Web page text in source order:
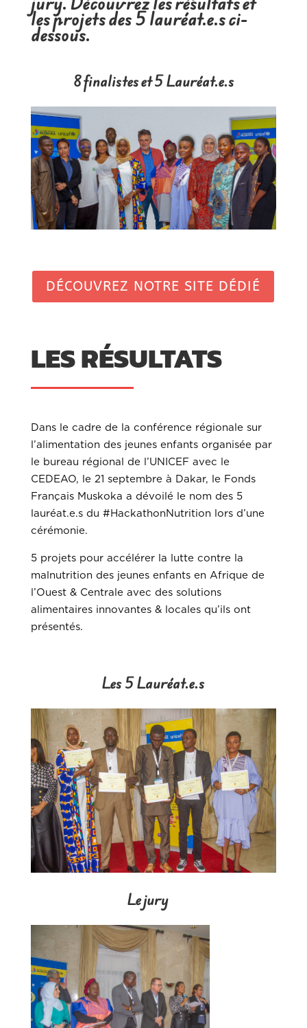
les projets des 5 lauréat.e.s ci-
dessous.
8 finalistes et 5 Lauréat.e.s
DÉCOUVREZ NOTRE SITE DÉDIÉ
LES RÉSULTATS
Dans le cadre de la conférence régionale sur
l’alimentation des jeunes enfants organisée par
le bureau régional de l’UNICEF avec le
CEDEAO, le 21 septembre à Dakar, le Fonds
Français Muskoka a dévoilé le nom des 5
lauréat.e.s du #HackathonNutrition lors d’une
cérémonie.
5 projets pour accélérer la lutte contre la
malnutrition des jeunes enfants en Afrique de
l’Ouest & Centrale avec des solutions
alimentaires innovantes & locales qu’ils ont
présentés.
Les 5 Lauréat.e.s
Le jury